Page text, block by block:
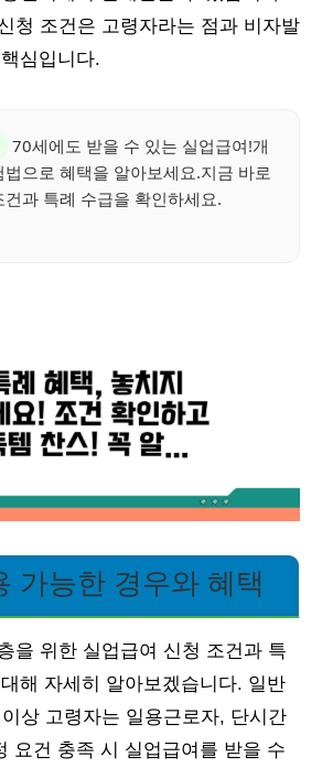
청 조건은 고령자라는 점과 비자발
심입니다.
70세에도 받을 수 있는 실업급여!개
법으로 혜택을 알아보세요.지금 바로
건과 특례 수급을 확인하세요.
가능한 경우와 혜택
을 위한 실업급여 신청 조건과 특
해 자세히 알아보겠습니다. 일반
상 고령자는 일용근로자, 단시간
요건 충족 시 실업급여를 받을 수